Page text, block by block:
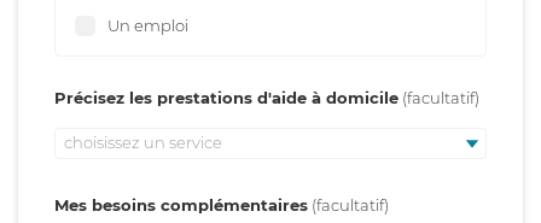
Un emploi
Précisez les prestations d'aide à domicile
choisissez un service
Mes besoins complémentaires